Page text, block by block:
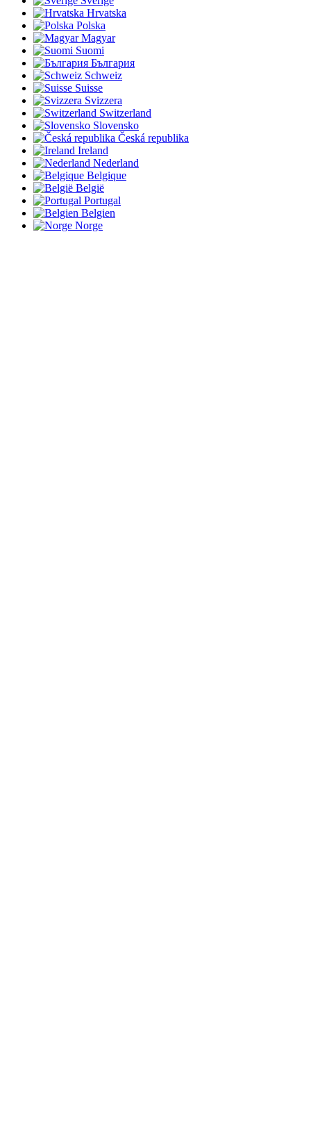
Hrvatska
Polska
Magyar
Suomi
България
Schweiz
Suisse
Svizzera
Switzerland
Slovensko
Česká republika
Ireland
Nederland
Belgique
België
Portugal
Belgien
Norge